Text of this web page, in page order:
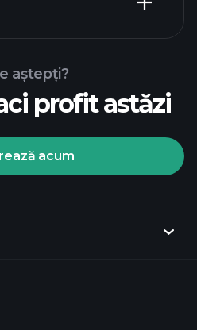
Turneele
aștepți?
profit astăzi
acum